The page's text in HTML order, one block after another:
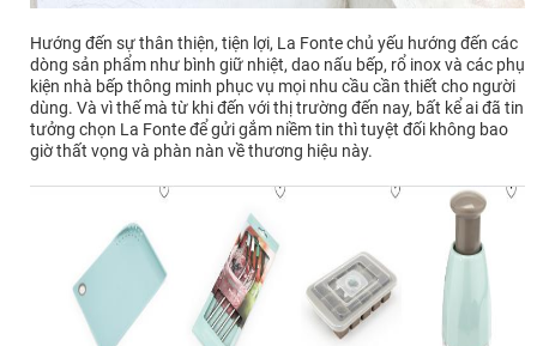
Hướng đến sự thân thiện, tiện lợi, La Fonte chủ yếu hướng đến các
dòng sản phẩm như bình giữ nhiệt, dao nấu bếp, rổ inox và các phụ
kiện nhà bếp thông minh phục vụ mọi nhu cầu cần thiết cho người
dùng. Và vì thế mà từ khi đến với thị trường đến nay, bất kể ai đã tin
tưởng chọn La Fonte để gửi gắm niềm tin thì tuyệt đối không bao
giờ thất vọng và phàn nàn về thương hiệu này.